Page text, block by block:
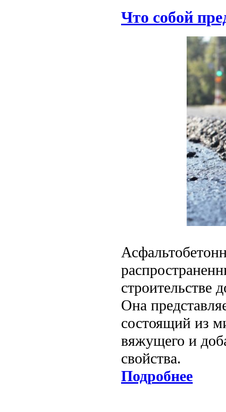
Что собой
строительстве
Она
состоящий из
вяжущего и
свойства.
Подробнее